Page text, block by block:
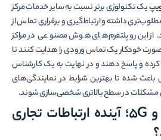
یک تکنولوژی برتر نسبت به سایر خدمات مرکز
داشته و ارتباط‌گیری و برقراری تماس از
این‌رو پلتفرم‌های هوش مصنوعی در مراکز
صورت خودکار یک تماس ورودی را هدایت کنند تا
کرده و پاسخ دهند و در نهایت به یک کارشناس
باعث شده تا بهترین شرایط در نمایندگی‌های
مشکلات در سطح بالاتری شخصی‌سازی شوند.
پیوند بزرگ VoIP و 5G؛ آینده ارتباطات تجاری